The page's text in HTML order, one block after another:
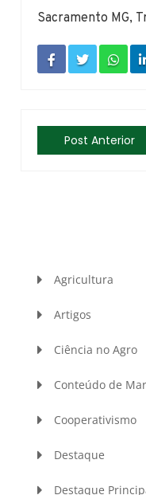
Sacramento MG,
Post Anterior
Agricultura
Artigos
Ciência no Agro
Conteúdo de
Cooperativismo
Destaque
Destaque